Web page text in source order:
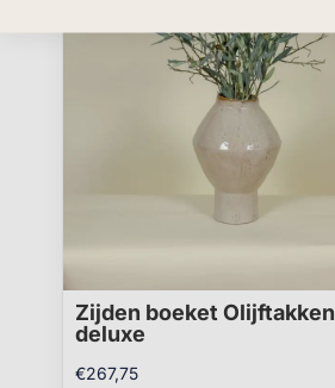
Zijden boeket Olijftakken
deluxe
€267,75